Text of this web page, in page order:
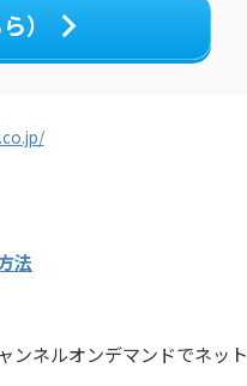
）
法
ンネルオンデマンドでネット